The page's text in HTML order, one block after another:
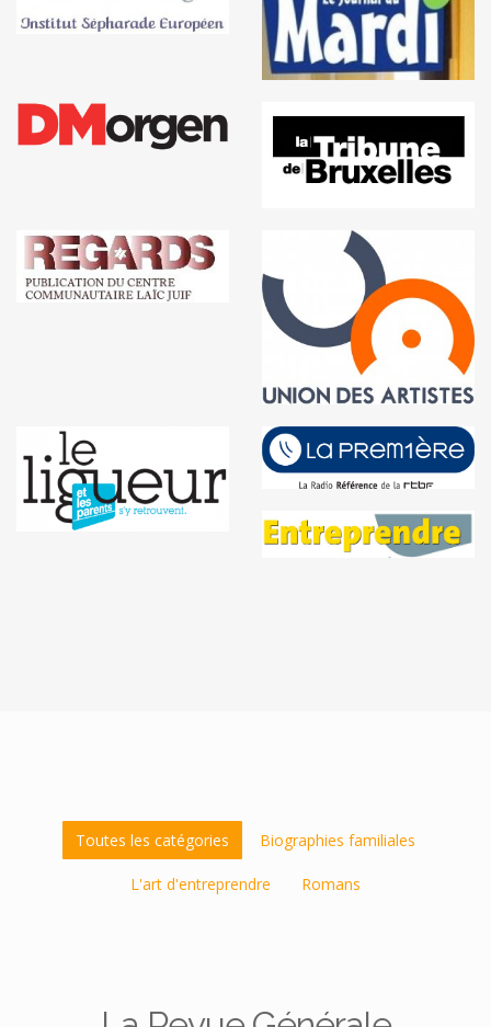
Toutes les catégories Biographies familiales
L'art d'entreprendre Romans